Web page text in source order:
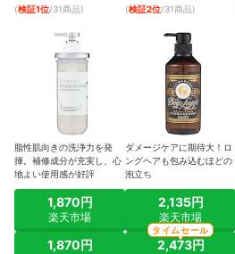
(検証1位/31商品)
脂性肌向きの洗浄力を発
揮。補修成分が充実し、心
地よい使用感が好評
1,870円
楽天市場
1,870円
(検証2位/31商品)
ダメージケアに期待大！ロ
ングヘアも包み込むほどの
泡立ち
2,135円
楽天市場
2,473円
タイムセール